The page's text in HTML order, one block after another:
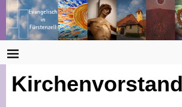
Kirchenvorstand